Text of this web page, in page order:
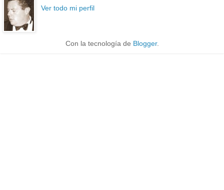
Ver todo mi perfil
Con la tecnología de Blogger.